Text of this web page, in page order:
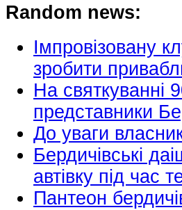
Random news:
Імпровізовану
зробити
На святкуванні
представники
До уваги
Бердичівські
автівку під час
Пантеон